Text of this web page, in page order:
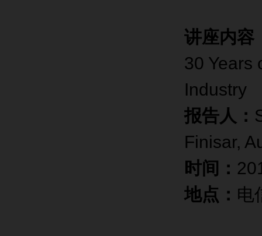
讲座内容
30 Years
Industry
报告人：
Finisar,
时间：
地点： 电